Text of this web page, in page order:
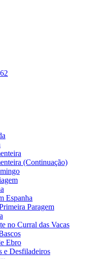
(Continuação)
Espanha
Paragem
no Curral das Vacas
Ebro
e Desfiladeiros